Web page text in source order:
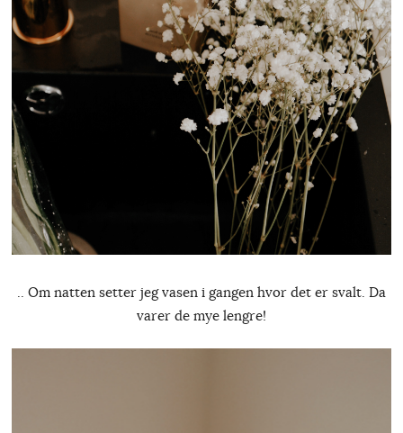
.. Om natten setter jeg vasen i gangen hvor det er svalt. Da
varer de mye lengre!